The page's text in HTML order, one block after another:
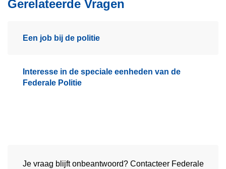
Gerelateerde Vragen
Een job bij de politie
Interesse in de speciale eenheden van de
Federale Politie
Je vraag blijft onbeantwoord? Contacteer Federale